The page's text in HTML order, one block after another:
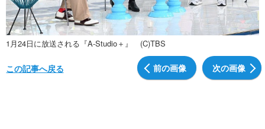
1月24日に放送される『A-Studio＋』 (C)TBS
前の画像 次の画像
この記事へ戻る